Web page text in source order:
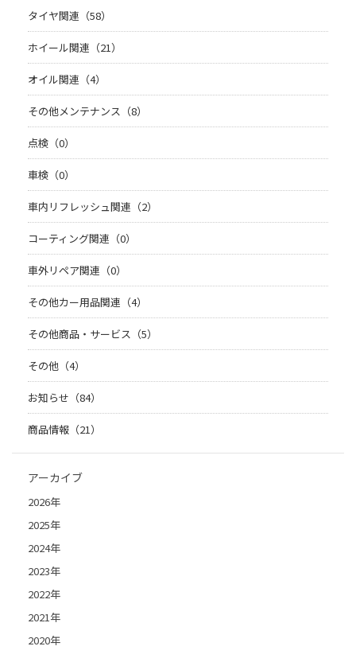
タイヤ関連（58）
ホイール関連（21）
オイル関連（4）
その他メンテナンス（8）
点検（0）
車検（0）
車内リフレッシュ関連（2）
コーティング関連（0）
車外リペア関連（0）
その他カー用品関連（4）
その他商品・サービス（5）
その他（4）
お知らせ（84）
商品情報（21）
アーカイブ
2026年
2025年
2024年
2023年
2022年
2021年
2020年